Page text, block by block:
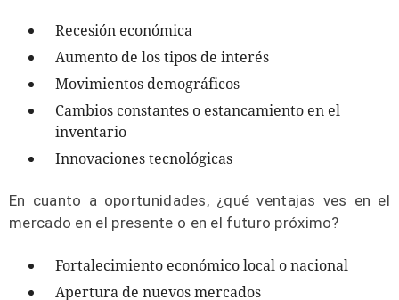
Recesión económica
Aumento de los tipos de interés
Movimientos demográficos
Cambios constantes o estancamiento en el
inventario
Innovaciones tecnológicas
En cuanto a oportunidades, ¿qué ventajas ves en el
mercado en el presente o en el futuro próximo?
Fortalecimiento económico local o nacional
Apertura de nuevos mercados